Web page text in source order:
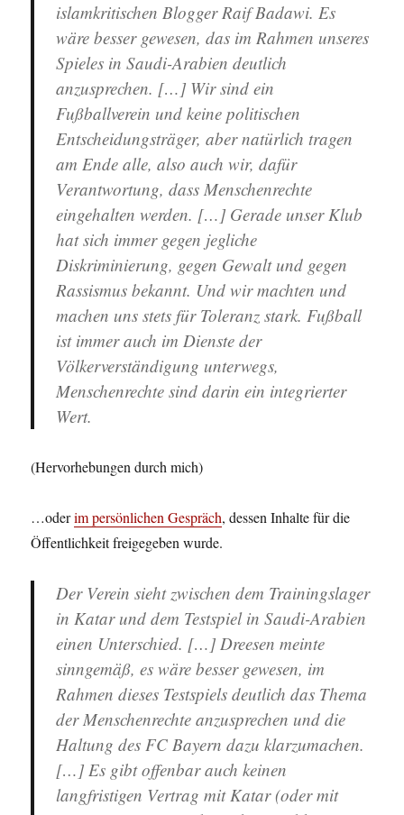
islamkritischen Blogger Raif Badawi. Es
wäre besser gewesen, das im Rahmen unseres
Spieles in Saudi-Arabien deutlich
anzusprechen. […] Wir sind ein
Fußballverein und keine politischen
Entscheidungsträger,aber natürlich tragen
am Ende alle, also auch wir, dafür
Verantwortung, dass Menschenrechte
eingehalten werden. […] Gerade unser Klub
hat sich immer gegen jegliche
Diskriminierung, gegen Gewalt und gegen
Rassismus bekannt. Und wir machten und
machen uns stets für Toleranz stark. Fußball
ist immer auch im Dienste der
Völkerverständigung unterwegs,
Menschenrechte sind darin ein integrierter
Wert.
(Hervorhebungen durch mich)
…oderim persönlichen Gespräch, dessen Inhalte für die
Öffentlichkeit freigegeben wurde.
Der Verein sieht zwischen dem Trainingslager
in Katar und dem Testspiel in Saudi-Arabien
einen Unterschied. […] Dreesen meinte
sinngemäß, es wäre besser gewesen, im
Rahmen dieses Testspielsdeutlich das Thema
der Menschenrechte anzusprechen unddie
Haltung des FC Bayern dazu klarzumachen.
[…] Es gibt offenbar auchkeinen
langfristigen Vertrag mit Katar(oder mit